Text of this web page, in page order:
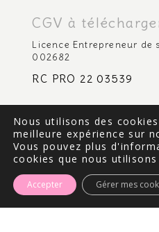
CGV à
Licence Entrepreneur de
002682
RC PRO 22 03539
Contactez-Nous
Adresse :
9 bd de la côte
Vaux-sur-mer
Téléphone :
Nous utilisons des
meilleure expérience sur
Vous pouvez plus
cookies que nous utilisons
Accepter Gérer mes